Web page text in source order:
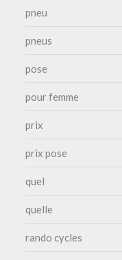
pneu
pneus
pose
pour femme
prix
prix pose
quel
quelle
rando cycles